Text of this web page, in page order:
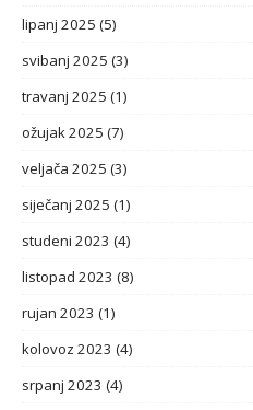
lipanj 2025 (5)
svibanj 2025 (3)
travanj 2025 (1)
ožujak 2025 (7)
veljača 2025 (3)
siječanj 2025 (1)
studeni 2023 (4)
listopad 2023 (8)
rujan 2023 (1)
kolovoz 2023 (4)
srpanj 2023 (4)